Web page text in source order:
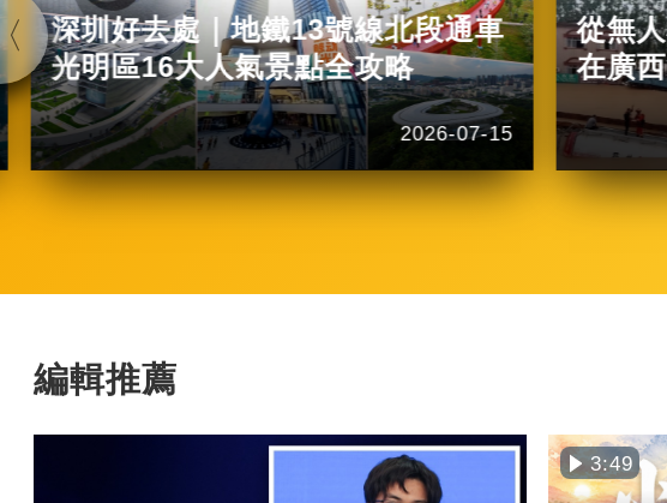
深圳好去處｜地鐵13號線北段通車
光明區16大人氣景點全攻略
2026-07-15
從無
在廣
編輯推薦
3:49